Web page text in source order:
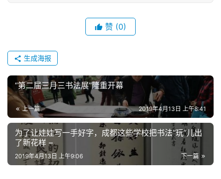
用
體
字
一
百
例
赞 (0)
生成海报
“第二届三月三书法展”隆重开幕
上一篇 2019年4月13日 上午8:41
为了让娃娃写一手好字，成都这些学校把书法“玩”儿出
了新花样 –
下一篇
2019年4月13日 上午9:06